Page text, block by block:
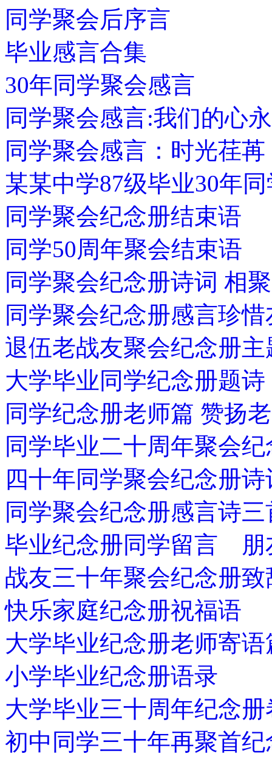
同学聚会后序言
毕业感言合集
30年同学聚会感言
同学聚会感言:我们的心
同学聚会感言：时光荏
某某中学87级毕业30年
同学聚会纪念册结束语
同学50周年聚会结束语
同学聚会纪念册诗词 相聚
同学聚会纪念册感言珍
退伍老战友聚会纪念册
大学毕业同学纪念册题诗
同学纪念册老师篇 赞扬
同学毕业二十周年聚会
四十年同学聚会纪念册
同学聚会纪念册感言诗三
毕业纪念册同学留言 朋
战友三十年聚会纪念册致
快乐家庭纪念册祝福语
大学毕业纪念册老师寄语
小学毕业纪念册语录
大学毕业三十周年纪念册
初中同学三十年再聚首